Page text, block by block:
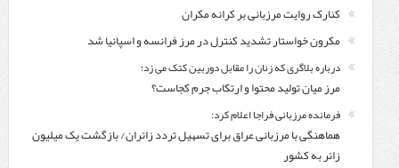
کنارک روایت مرزبانی بر کرانه مکران
مکرون خواستار تشدید کنترل‌ در مرز فرانسه و اسپانیا شد
درباره بلاگری که زنان را مقابل دوربین کتک می زد؛
مرز میان تولید محتوا و ارتکاب جرم کجاست؟
فرمانده مرزبانی فراجا اعلام کرد:
هماهنگی با مرزبانی عراق برای تسهیل تردد زائران/ بازگشت یک میلیون
زائر به کشور